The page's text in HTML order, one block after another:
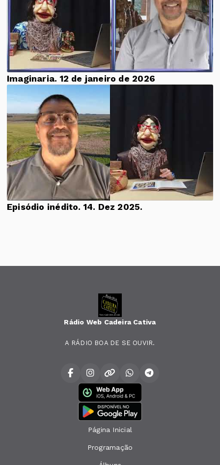
Imaginaria. 12 de janeiro de 2026
Episódio inédito. 14. Dez 2025.
Rádio Web Cadeira Cativa
A RÁDIO BOA DE SE OUVIR.
Página Inicial
Programação